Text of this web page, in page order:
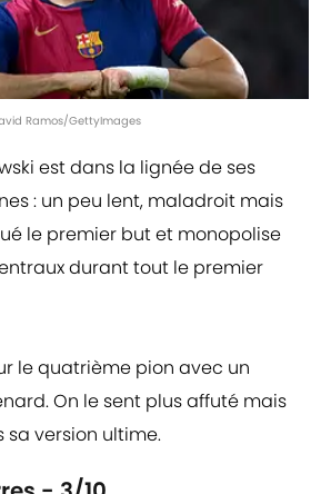
Ramos/GettyImages
est dans la lignée de ses
: un peu lent, maladroit mais
le premier but et monopolise
durant tout le premier
le quatrième pion avec un
On le sent plus affuté mais
sa version ultime.